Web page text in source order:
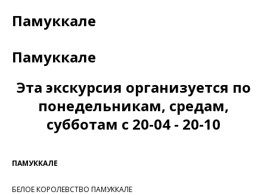
Памуккале
Памуккале
Эта экскурсия организуется по
понедельникам, средам,
субботам с 20-04 - 20-10
ПАМУККАЛЕ
БЕЛОЕ КОРОЛЕВСТВО ПАМУККАЛЕ